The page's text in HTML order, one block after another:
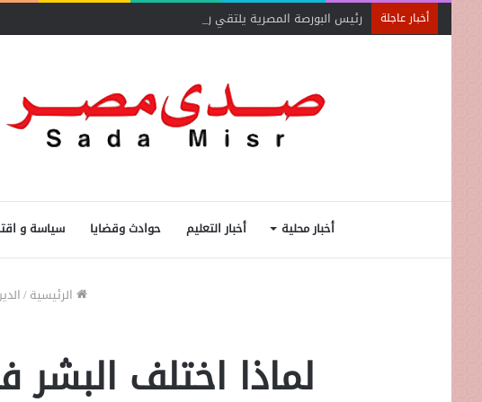
أخبار عاجلة رئيس البورصة المصرية يلتقي رئيس جهاز التمثيل التجاري
أخبار محلية أخبار التعليم حوادث وقضايا سياسة و
الرئيسية/
لماذا اختلف